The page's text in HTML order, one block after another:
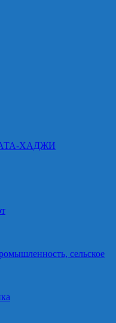
ХАДЖИ
сельское